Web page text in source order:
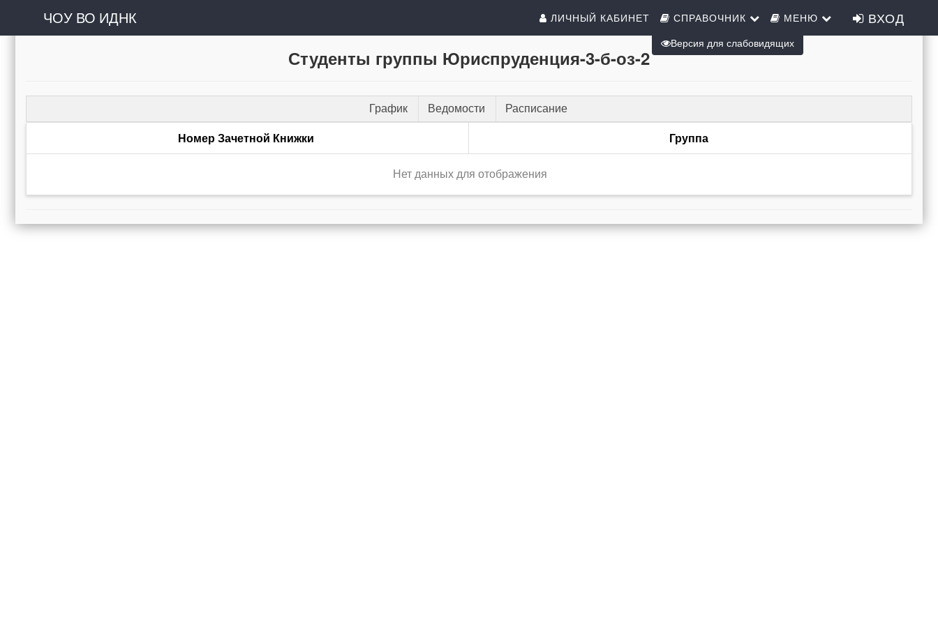
ЧОУ ВО ИДНК ЛИЧНЫЙ КАБИНЕТ СПРАВОЧНИК МЕНЮ ВХОД
Студенты группы Юриспруденция-3-б-оз-2
График Ведомости Расписание
Номер Зачетной Книжки Группа
Нет данных для отображения
Версия для слабовидящих